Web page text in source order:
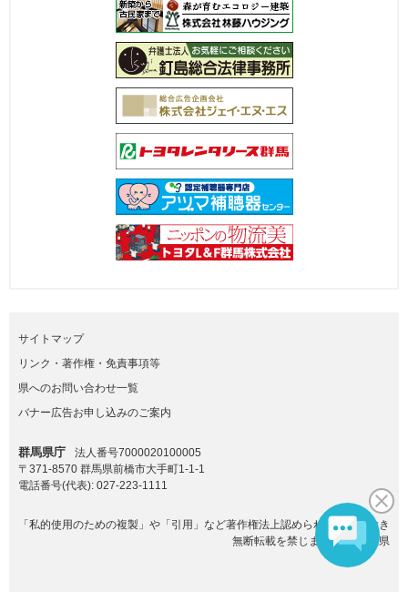
サイトマップ
リンク・著作権・免責事項等
県へのお問い合わせ一覧
バナー広告お申し込みのご案内
群馬県庁
法人番号7000020100005
〒371-8570 群馬県前橋市大手町1-1-1
電話番号(代表): 027-223-1111
「私的使用のための複製」や「引用」など著作権法上認められた場合を除き
無断転載を禁じます。(C)群馬県